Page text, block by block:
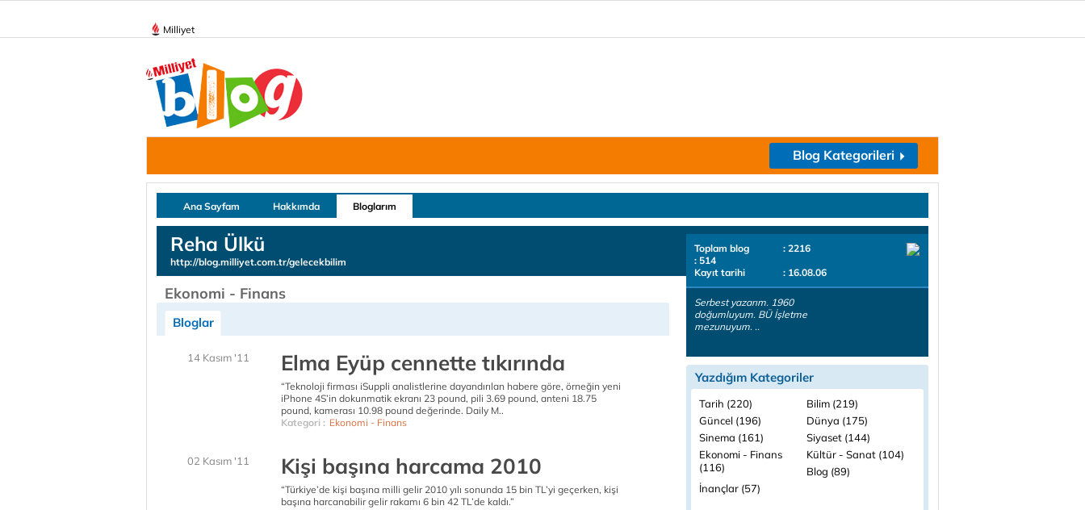
Milliyet
Blog Kategorileri
Ana Sayfam Hakkımda Bloglarım
Reha Ülkü
http://blog.milliyet.com.tr/gelecekbilim
Ekonomi - Finans
Bloglar
14 Kasım '11 Elma Eyüp cennette tıkırında
“Teknoloji firması iSuppli analistlerine dayandırılan habere göre, örneğin yeni
iPhone 4S’in dokunmatik ekranı 23 pound, pili 3.69 pound, anteni 18.75
pound, kamerası 10.98 pound değerinde. Daily M..
Kategori : Ekonomi - Finans
02 Kasım '11 Kişi başına harcama 2010
“Türkiye’de kişi başına milli gelir 2010 yılı sonunda 15 bin TL’yi geçerken, kişi
başına harcanabilir gelir rakamı 6 bin 42 TL’de kaldı.”
Toplam blog
: 2216
: 514
Kayıt tarihi
: 16.08.06
Serbest yazarım. 1960
doğumluyum. BÜ İşletme
mezunuyum. ..
Yazdığım Kategoriler
Tarih (220)
Bilim (219)
Güncel (196)
Dünya (175)
Sinema (161)
Siyaset (144)
Ekonomi - Finans
(116)
Kültür - Sanat (104)
Blog (89)
İnançlar (57)